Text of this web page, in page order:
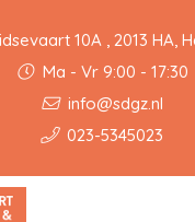
10A , 2013 HA,
Ma - Vr 9:00 - 17:30
info@sdgz.nl
023-5345023